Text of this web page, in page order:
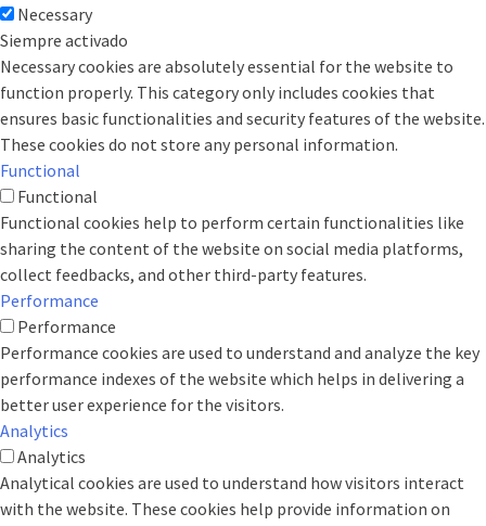
Necessary
Siempre activado
Necessary cookies are absolutely essential for the website to
function properly. This category only includes cookies that
ensures basic functionalities and security features of the website.
These cookies do not store any personal information.
Functional
Functional
Functional cookies help to perform certain functionalities like
sharing the content of the website on social media platforms,
collect feedbacks, and other third-party features.
Performance
Performance
Performance cookies are used to understand and analyze the key
performance indexes of the website which helps in delivering a
better user experience for the visitors.
Analytics
Analytics
Analytical cookies are used to understand how visitors interact
with the website. These cookies help provide information on